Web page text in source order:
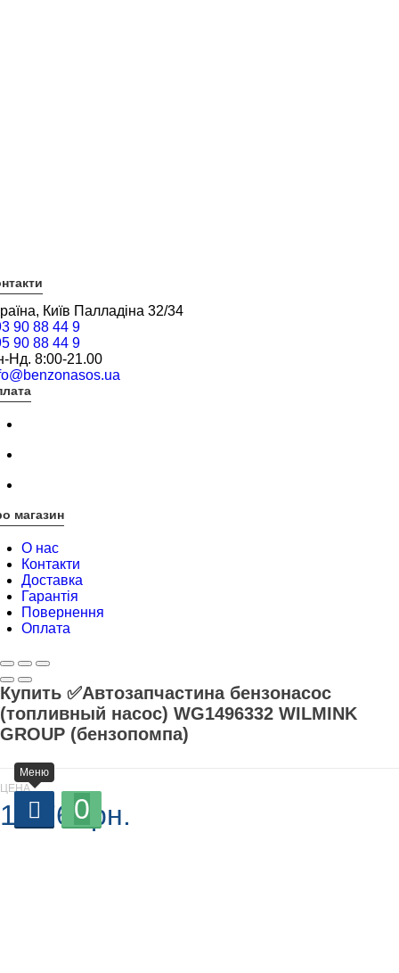
Київ Палладіна 32/34
90 88 44 9
90 88 44 9
Нд. 8:00-21.00
магазин
О нас
Контакти
Доставка
Гарантія
Повернення
Оплата
Купить ✅Автозапчастина бензонасос
(топливный насос) WG1496332 WILMINK
GROUP (бензопомпа)
ЦЕНА
1 376 грн.
Меню
0